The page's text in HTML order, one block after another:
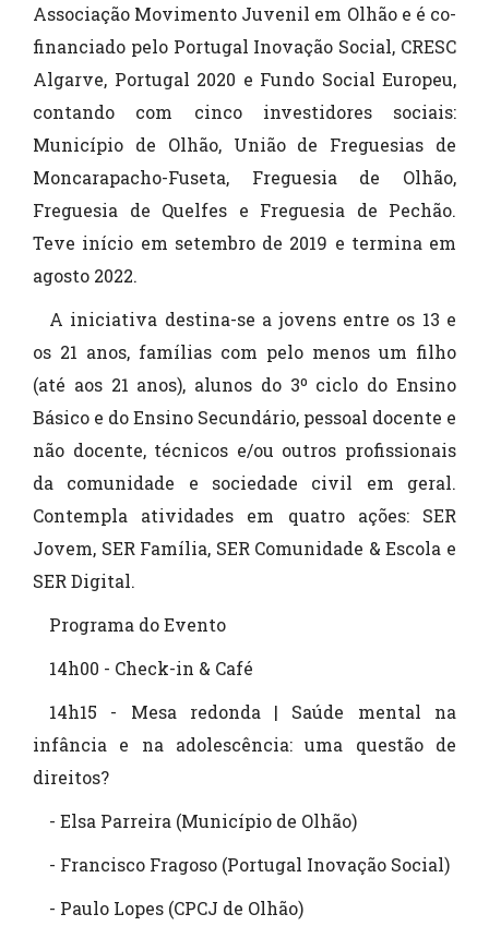
Associação Movimento Juvenil em Olhão e é co-
financiado pelo Portugal Inovação Social, CRESC
Algarve, Portugal 2020 e Fundo Social Europeu,
contando com cinco investidores sociais:
Município de Olhão, União de Freguesias de
Moncarapacho-Fuseta, Freguesia de Olhão,
Freguesia de Quelfes e Freguesia de Pechão.
Teve início em setembro de 2019 e termina em
agosto 2022.
A iniciativa destina-se a jovens entre os 13 e
os 21 anos, famílias com pelo menos um filho
(até aos 21 anos), alunos do 3º ciclo do Ensino
Básico e do Ensino Secundário, pessoal docente e
não docente, técnicos e/ou outros profissionais
da comunidade e sociedade civil em geral.
Contempla atividades em quatro ações: SER
Jovem, SER Família, SER Comunidade & Escola e
SER Digital.
Programa do Evento
14h00 - Check-in & Café
14h15 - Mesa redonda | Saúde mental na
infância e na adolescência: uma questão de
direitos?
- Elsa Parreira (Município de Olhão)
- Francisco Fragoso (Portugal Inovação Social)
- Paulo Lopes (CPCJ de Olhão)